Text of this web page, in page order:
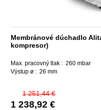
Membránové dúchadlo
kompresor)
Max. pracovný tlak : 260 mbar
Výstup ø : 26 mm
1 251,44 €
1 238,92 €